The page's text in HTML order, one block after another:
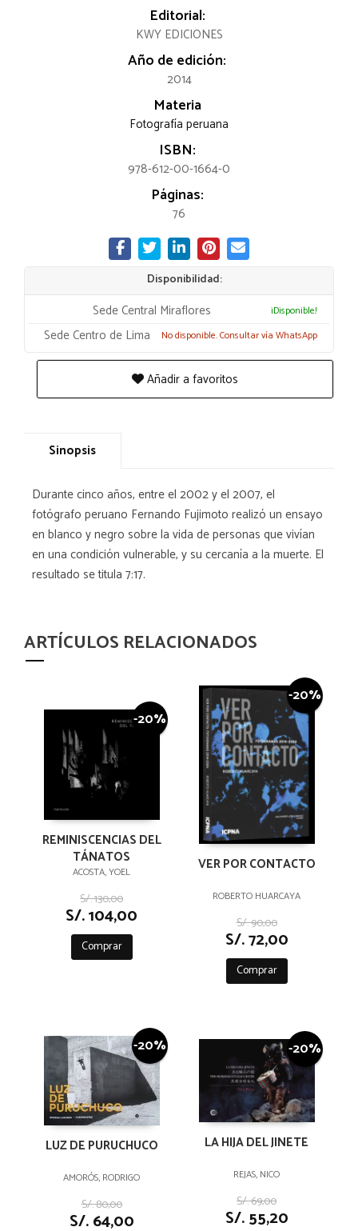
Editorial:
KWY EDICIONES
Año de edición:
2014
Materia
Fotografía peruana
ISBN:
978-612-00-1664-0
Páginas:
76
Disponibilidad:
Sede Central Miraflores ¡Disponible!
Sede Centro de Lima No disponible. Consultar vía WhatsApp
Añadir a favoritos
Sinopsis
Durante cinco años, entre el 2002 y el 2007, el
fotógrafo peruano Fernando Fujimoto realizó un ensayo
en blanco y negro sobre la vida de personas que vivían
en una condición vulnerable, y su cercanía a la muerte. El
resultado se titula 7:17.
ARTÍCULOS RELACIONADOS
-20%
REMINISCENCIAS DEL
TÁNATOS
ACOSTA, YOEL
S/. 130,00
S/. 104,00
Comprar
-20%
VER POR CONTACTO
ROBERTO HUARCAYA
S/. 90,00
S/. 72,00
Comprar
-20%
LUZ DE PURUCHUCO
AMORÓS, RODRIGO
S/. 80,00
S/. 64,00
-20%
LA HIJA DEL JINETE
REJAS, NICO
S/. 69,00
S/. 55,20